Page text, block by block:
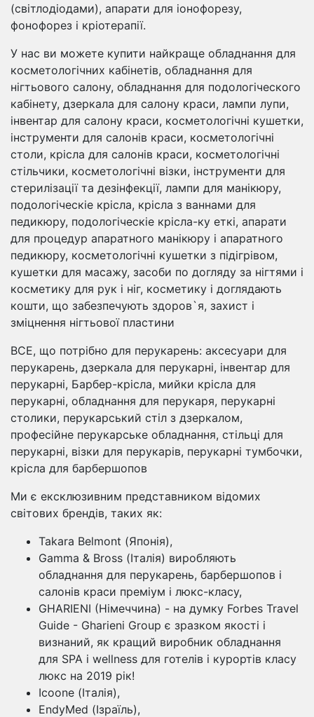
(світлодіодами), апарати для іонофорезу,
фонофорез і кріотерапії.
У нас ви можете купити найкраще обладнання для
косметологічних кабінетів, обладнання для
нігтьового салону, обладнання для подологіческого
кабінету, дзеркала для салону краси, лампи лупи,
інвентар для салону краси, косметологічні кушетки,
інструменти для салонів краси, косметологічні
столи, крісла для салонів краси, косметологічні
стільчики, косметологічні візки, інструменти для
стерилізації та дезінфекції, лампи для манікюру,
подологіческіе крісла, крісла з ваннами для
педикюру, подологіческіе крісла-ку еткі, апарати
для процедур апаратного манікюру і апаратного
педикюру, косметологічні кушетки з підігрівом,
кушетки для масажу, засоби по догляду за нігтями і
косметику для рук і ніг, косметику і доглядають
кошти, що забезпечують здоров`я, захист і
зміцнення нігтьової пластини
ВСЕ, що потрібно для перукарень: аксесуари для
перукарень, дзеркала для перукарні, інвентар для
перукарні, Барбер-крісла, мийки крісла для
перукарні, обладнання для перукаря, перукарні
столики, перукарський стіл з дзеркалом,
професійне перукарське обладнання, стільці для
перукарні, візки для перукарів, перукарні тумбочки,
крісла для барбершопов
Ми є ексклюзивним представником відомих
світових брендів, таких як:
Takara Belmont (Японія),
Gamma & Bross (Італія) виробляють
обладнання для перукарень, барбершопов і
салонів краси преміум і люкс-класу,
GHARIENI (Німеччина) - на думку Forbes Travel
Guide - Gharieni Group є зразком якості і
визнаний, як кращий виробник обладнання
для SPA і wellness для готелів і курортів класу
люкс на 2019 рік!
Icoone (Італія),
EndyMed (Ізраїль),